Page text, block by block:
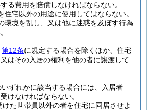
る費用を賠償しなければならない。
住宅以外の用途に使用してはならない。
環境を乱し、又は他に迷惑を及ぼす行為
第12条に規定する場合を除くほか、住宅
はその入居の権利を他の者に譲渡して
いずれかに該当する場合には、入居者
けなければならない。
けた世帯員以外の者を住宅に同居させよ